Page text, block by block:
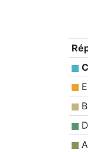
C
E
B
D
A